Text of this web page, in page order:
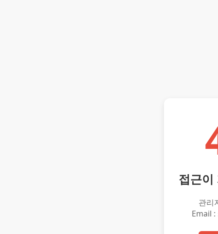
접근이
관리
Email